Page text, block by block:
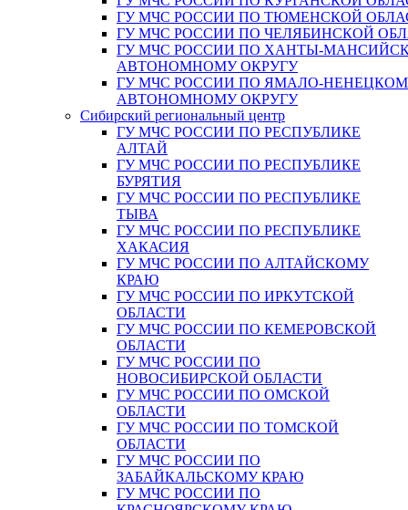
ГУ МЧС РОССИИ ПО ТЮМЕНСКОЙ
ГУ МЧС РОССИИ ПО ЧЕЛЯБИНСКОЙ
ГУ МЧС РОССИИ ПО ХАНТЫ-
АВТОНОМНОМУ ОКРУГУ
ГУ МЧС РОССИИ ПО ЯМАЛО-
АВТОНОМНОМУ ОКРУГУ
Сибирский региональный центр
ГУ МЧС РОССИИ ПО РЕСПУБЛИКЕ
АЛТАЙ
ГУ МЧС РОССИИ ПО РЕСПУБЛИКЕ
БУРЯТИЯ
ГУ МЧС РОССИИ ПО РЕСПУБЛИКЕ
ТЫВА
ГУ МЧС РОССИИ ПО РЕСПУБЛИКЕ
ХАКАСИЯ
ГУ МЧС РОССИИ ПО АЛТАЙСКОМУ
КРАЮ
ГУ МЧС РОССИИ ПО ИРКУТСКОЙ
ОБЛАСТИ
ГУ МЧС РОССИИ ПО КЕМЕРОВСКОЙ
ОБЛАСТИ
ГУ МЧС РОССИИ ПО
НОВОСИБИРСКОЙ ОБЛАСТИ
ГУ МЧС РОССИИ ПО ОМСКОЙ
ОБЛАСТИ
ГУ МЧС РОССИИ ПО ТОМСКОЙ
ОБЛАСТИ
ГУ МЧС РОССИИ ПО
ЗАБАЙКАЛЬСКОМУ КРАЮ
ГУ МЧС РОССИИ ПО